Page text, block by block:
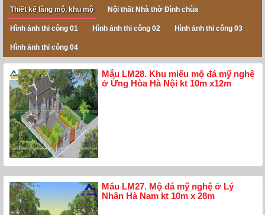
Thiết kế lăng mộ, khu mộ Nội thất Nhà thờ Đình chùa
Hình ảnh thi công 01 Hình ảnh thi công 02 Hình ảnh thi công 03
Hình ảnh thi công 04
Mẫu LM28. Khu miếu mộ đá mỹ nghệ
ở Ứng Hòa Hà Nội kt 10m x12m
Mẫu LM27. Mộ đá mỹ nghệ ở Lý
Nhân Hà Nam kt 10m x 28m